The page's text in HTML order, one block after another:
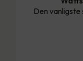
Den